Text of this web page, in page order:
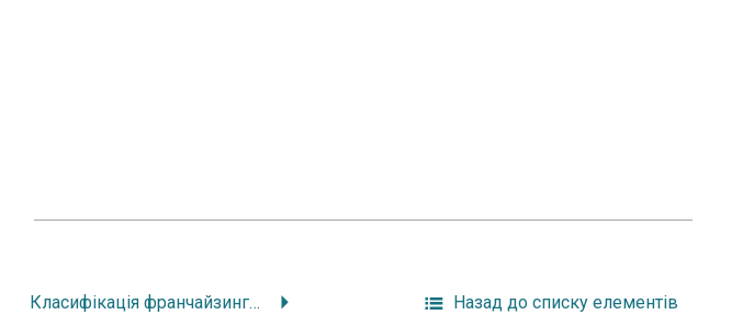
Класифікація франчайзингу та особливості його різновидів у підприємницькій діяльності Назад до списку елементів